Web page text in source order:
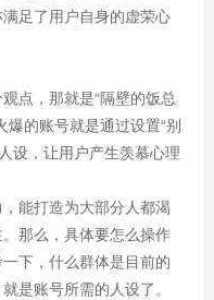
足了用户自身的虚荣心
点，那就是“隔壁的饭总
的账号就是通过设置“别
设，让用户产生羡慕心理
能打造为大部分人都渴
那么，具体要怎么操作
下，什么群体是目前的
是账号所需的人设了。